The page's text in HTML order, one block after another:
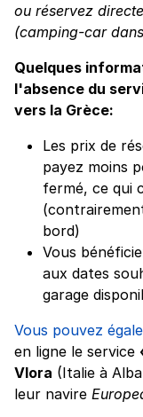
ou réservez
(camping-car
Quelques
l'absence du
vers la Grèce:
Les prix de
payez moins
fermé, ce qui
bord)
Vous
aux dates
garage
Vous pouvez
en ligne le service
Vlora (Italie à
leur navire